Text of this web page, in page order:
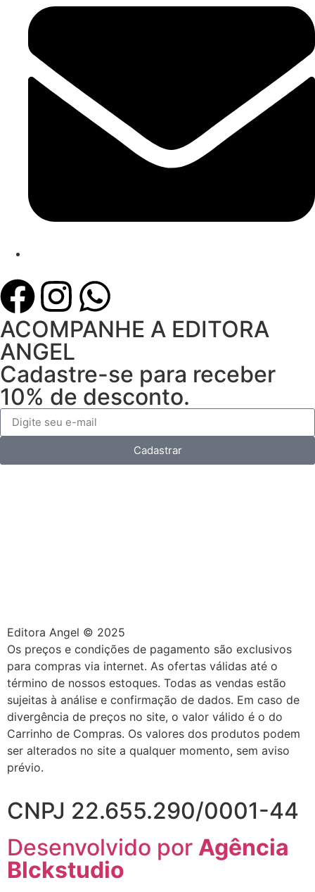
ACOMPANHE A EDITORA
ANGEL
Cadastre-se para receber
10% de desconto.
Cadastrar
Editora Angel © 2025
Os preços e condições de pagamento são exclusivos
para compras via internet. As ofertas válidas até o
término de nossos estoques. Todas as vendas estão
sujeitas à análise e confirmação de dados. Em caso de
divergência de preços no site, o valor válido é o do
Carrinho de Compras. Os valores dos produtos podem
ser alterados no site a qualquer momento, sem aviso
prévio.
CNPJ 22.655.290/0001-44
Desenvolvido por Agência
Blckstudio